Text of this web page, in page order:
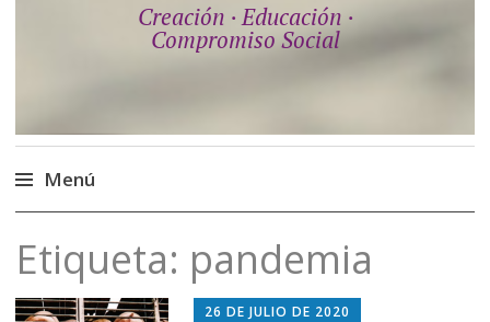
Creación · Educación ·
Compromiso Social
Menú
al
contenido
Etiqueta: pandemia
26 DE JULIO DE 2020